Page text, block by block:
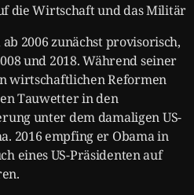
die Wirtschaft und das Militär
2006 zunächst provisorisch,
und 2018. Während seiner
wirtschaftlichen Reformen
Tauwetter in den
unter dem damaligen US-
2016 empfing er Obama in
eines US-Präsidenten auf